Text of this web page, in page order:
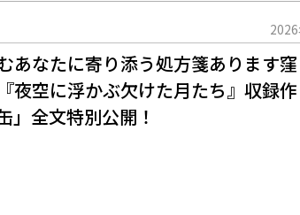
あなたに寄り添う処方箋あります――
夜空に浮かぶ欠けた月たち』収録
」全文特別公開！